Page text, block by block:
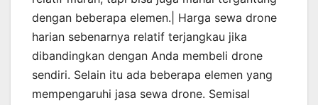
dengan beberapa elemen.| Harga sewa drone
harian sebenarnya relatif terjangkau jika
dibandingkan dengan Anda membeli drone
sendiri. Selain itu ada beberapa elemen yang
mempengaruhi jasa sewa drone. Semisal